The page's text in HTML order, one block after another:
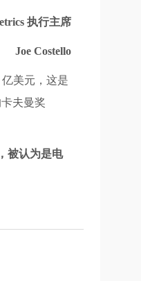
执行主席
Joe Costello
亿美元，这是
夫曼奖
被认为是电